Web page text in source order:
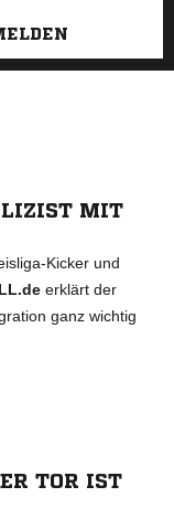
MIT
Kicker und
erklärt der
ganz wichtig
TOR IST